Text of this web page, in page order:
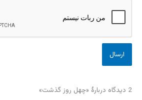
2 دیدگاه دربارهٔ «چهل روز گذشت»